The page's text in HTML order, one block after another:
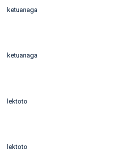
ketuanaga
ketuanaga
lektoto
lektoto